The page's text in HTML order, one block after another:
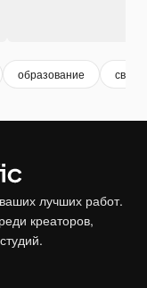
образование
лучших работ.
креаторов,